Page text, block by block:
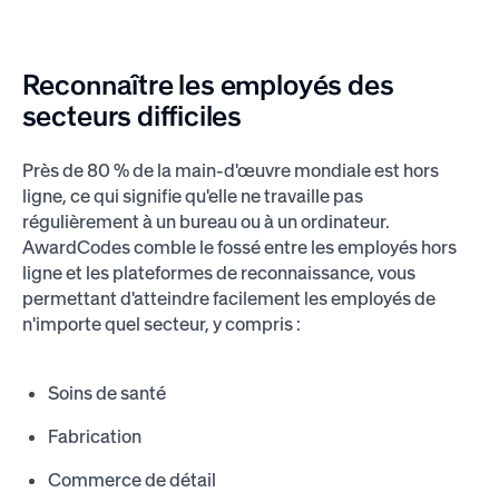
Reconnaître les employés des
secteurs difficiles
Près de 80 % de la main-d'œuvre mondiale est hors
ligne, ce qui signifie qu'elle ne travaille pas
régulièrement à un bureau ou à un ordinateur.
AwardCodes comble le fossé entre les employés hors
ligne et les plateformes de reconnaissance, vous
permettant d'atteindre facilement les employés de
n'importe quel secteur, y compris :
Soins de santé
Fabrication
Commerce de détail